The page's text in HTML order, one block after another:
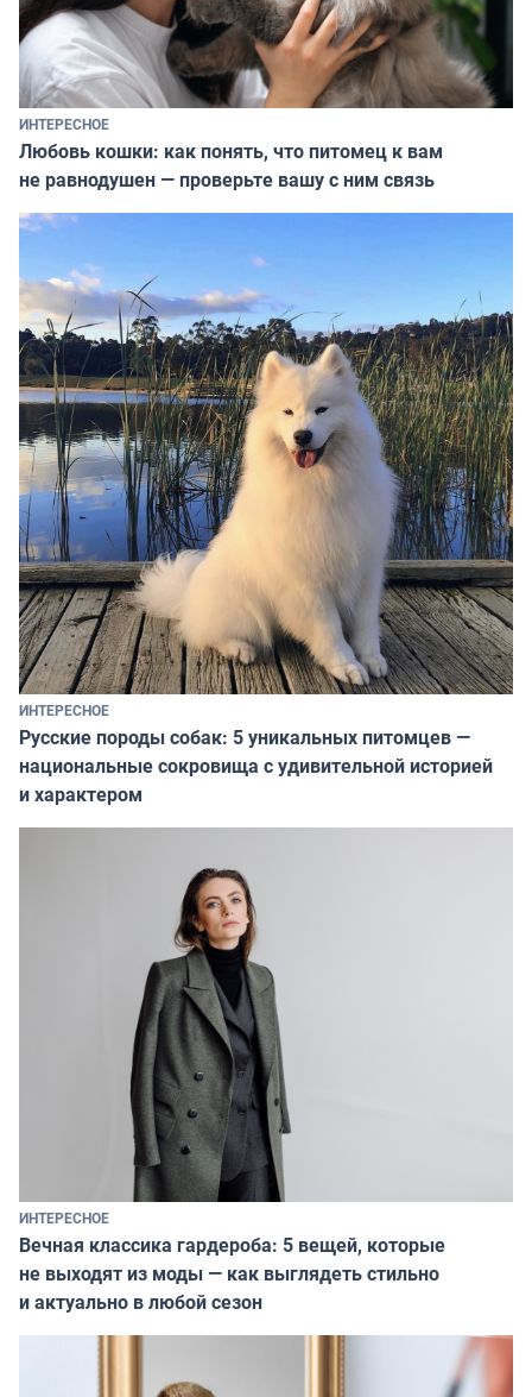
ИНТЕРЕСНОЕ
Любовь кошки: как понять, что питомец к вам
не равнодушен — проверьте вашу с ним связь
ИНТЕРЕСНОЕ
Русские породы собак: 5 уникальных питомцев —
национальные сокровища с удивительной историей
и характером
ИНТЕРЕСНОЕ
Вечная классика гардероба: 5 вещей, которые
не выходят из моды — как выглядеть стильно
и актуально в любой сезон